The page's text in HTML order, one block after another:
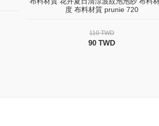
度 布料材質 prunie 720
110 TWD
90 TWD